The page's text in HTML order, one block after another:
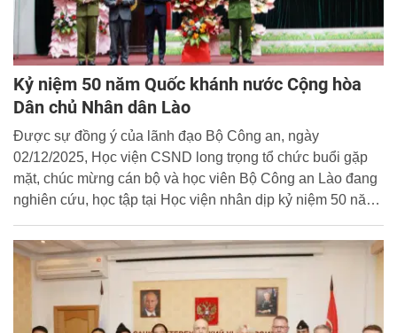
Kỷ niệm 50 năm Quốc khánh nước Cộng hòa
Dân chủ Nhân dân Lào
Được sự đồng ý của lãnh đạo Bộ Công an, ngày
02/12/2025, Học viện CSND long trọng tổ chức buổi gặp
mặt, chúc mừng cán bộ và học viên Bộ Công an Lào đang
nghiên cứu, học tập tại Học viện nhân dịp kỷ niệm 50 năm
Ngày Quốc khánh nước CHDCND Lào (02/12/1975 -
02/12/2025).